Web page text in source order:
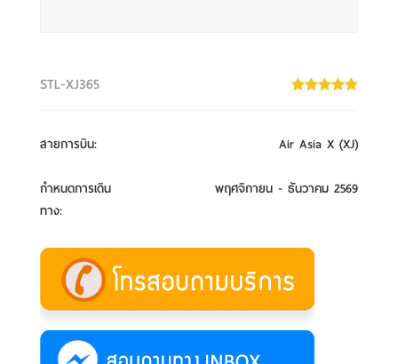
STL-XJ365
สายการบิน: Air Asia X (XJ)
กำหนดการเดิน
ทาง:
พฤศจิกายน - ธันวาคม 2569